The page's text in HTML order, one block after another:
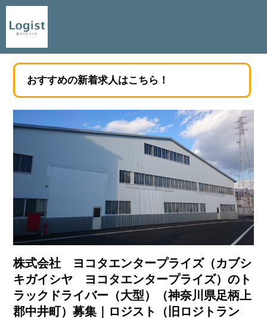
おすすめの新着求人はこちら！
株式会社 ヨコタエンタープライズ（カブシ
キガイシヤ ヨコタエンタープライズ）のト
ラックドライバー（大型）（神奈川県足柄上
郡中井町）募集｜ロジスト（旧ロジトラン